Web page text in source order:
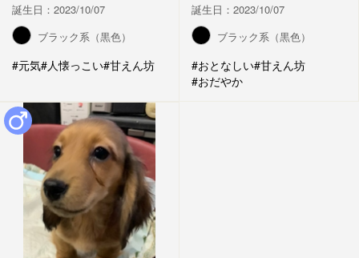
誕生日：2023/10/07
ブラック系（黒色）
#元気#人懐っこい#甘えん坊
誕生日：2023/10/07
ブラック系（黒色）
#おとなしい#甘えん坊
#おだやか